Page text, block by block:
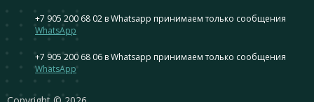
+7 905 200 68 02 в Whatsapp принимаем только сообщения
WhatsApp
+7 905 200 68 06 в Whatsapp принимаем только сообщения
WhatsApp